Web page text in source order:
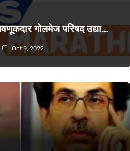
गोलमेज परिषद उद्या…
Oct 9, 2022